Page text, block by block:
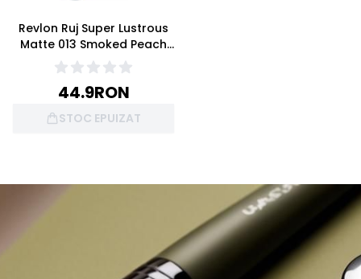
Revlon Ruj Super Lustrous
Matte 013 Smoked Peach
4.2g
44.9RON
STOC EPUIZAT